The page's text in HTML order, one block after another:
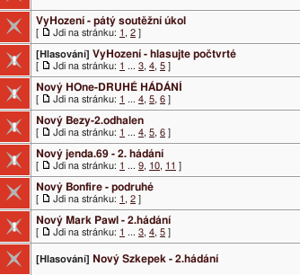
VyHození - pátý soutěžní úkol
[ Jdi na stránku: 1 , 2 ]
[Hlasování] VyHození - hlasujte počtvrté
[ Jdi na stránku: 1 ... 3, 4, 5 ]
Nový HOne-DRUHÉ HÁDÁNÍ
[ Jdi na stránku: 1 ... 4, 5, 6 ]
Nový Bezy-2.odhalen
[ Jdi na stránku: 1 ... 4, 5, 6 ]
Nový jenda.69 - 2. hádání
[ Jdi na stránku: 1 ... 9, 10, 11 ]
Nový Bonfire - podruhé
[ Jdi na stránku: 1 , 2 ]
Nový Mark Pawl - 2.hádání
[ Jdi na stránku: 1 ... 3, 4, 5 ]
[Hlasování] Nový Szkepek - 2.hádání